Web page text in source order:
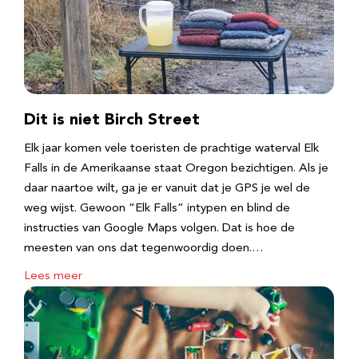
Dit is niet Birch Street
Elk jaar komen vele toeristen de prachtige waterval Elk
Falls in de Amerikaanse staat Oregon bezichtigen. Als je
daar naartoe wilt, ga je er vanuit dat je GPS je wel de
weg wijst. Gewoon “Elk Falls” intypen en blind de
instructies van Google Maps volgen. Dat is hoe de
meesten van ons dat tegenwoordig doen.…
Lees meer